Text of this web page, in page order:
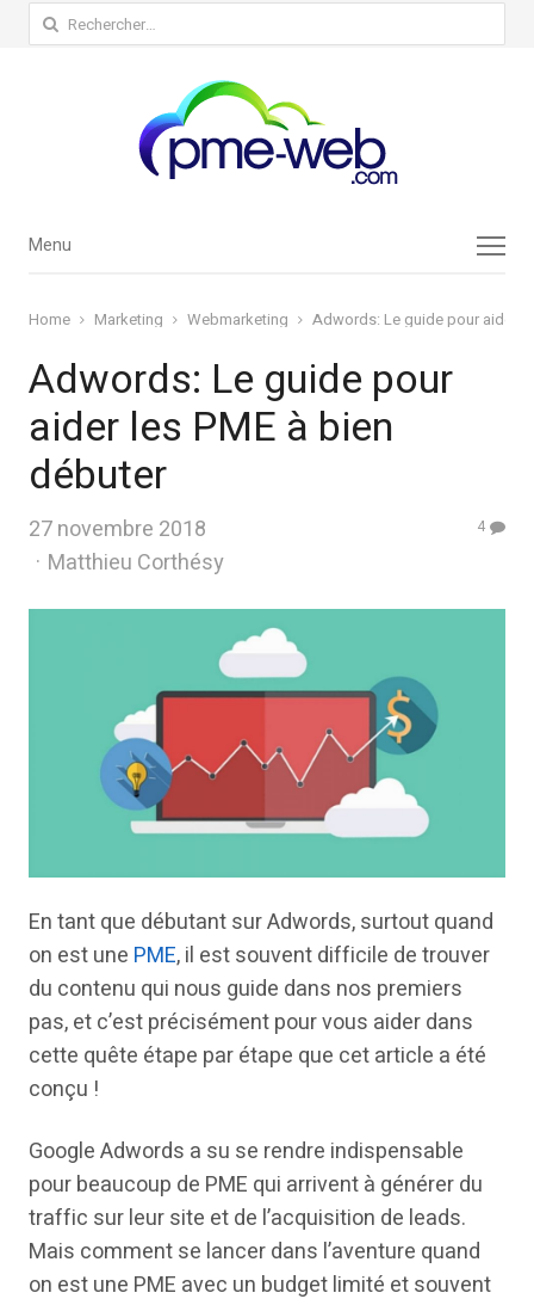
Rechercher :
Menu
Menu
Home Marketing Webmarketing Adwords: Le guide pour aider
Adwords: Le guide pour
aider les PME à bien
débuter
27 novembre 2018
Author
Matthieu Corthésy
4
En tant que débutant sur Adwords, surtout quand
on est une PME, il est souvent difficile de trouver
du contenu qui nous guide dans nos premiers
pas, et c’est précisément pour vous aider dans
cette quête étape par étape que cet article a été
conçu !
Google Adwords a su se rendre indispensable
pour beaucoup de PME qui arrivent à générer du
traffic sur leur site et de l’acquisition de leads.
Mais comment se lancer dans l’aventure quand
on est une PME avec un budget limité et souvent